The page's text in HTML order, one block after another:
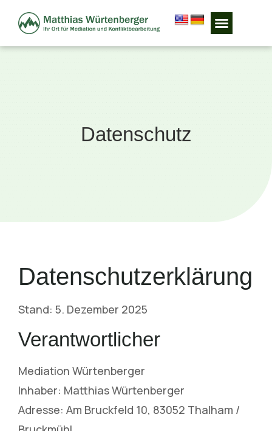
Datenschutz
Datenschutzerklärung
Stand: 5. Dezember 2025
Verantwortlicher
Mediation Würtenberger
Inhaber: Matthias Würtenberger
Adresse: Am Bruckfeld 10, 83052 Thalham /